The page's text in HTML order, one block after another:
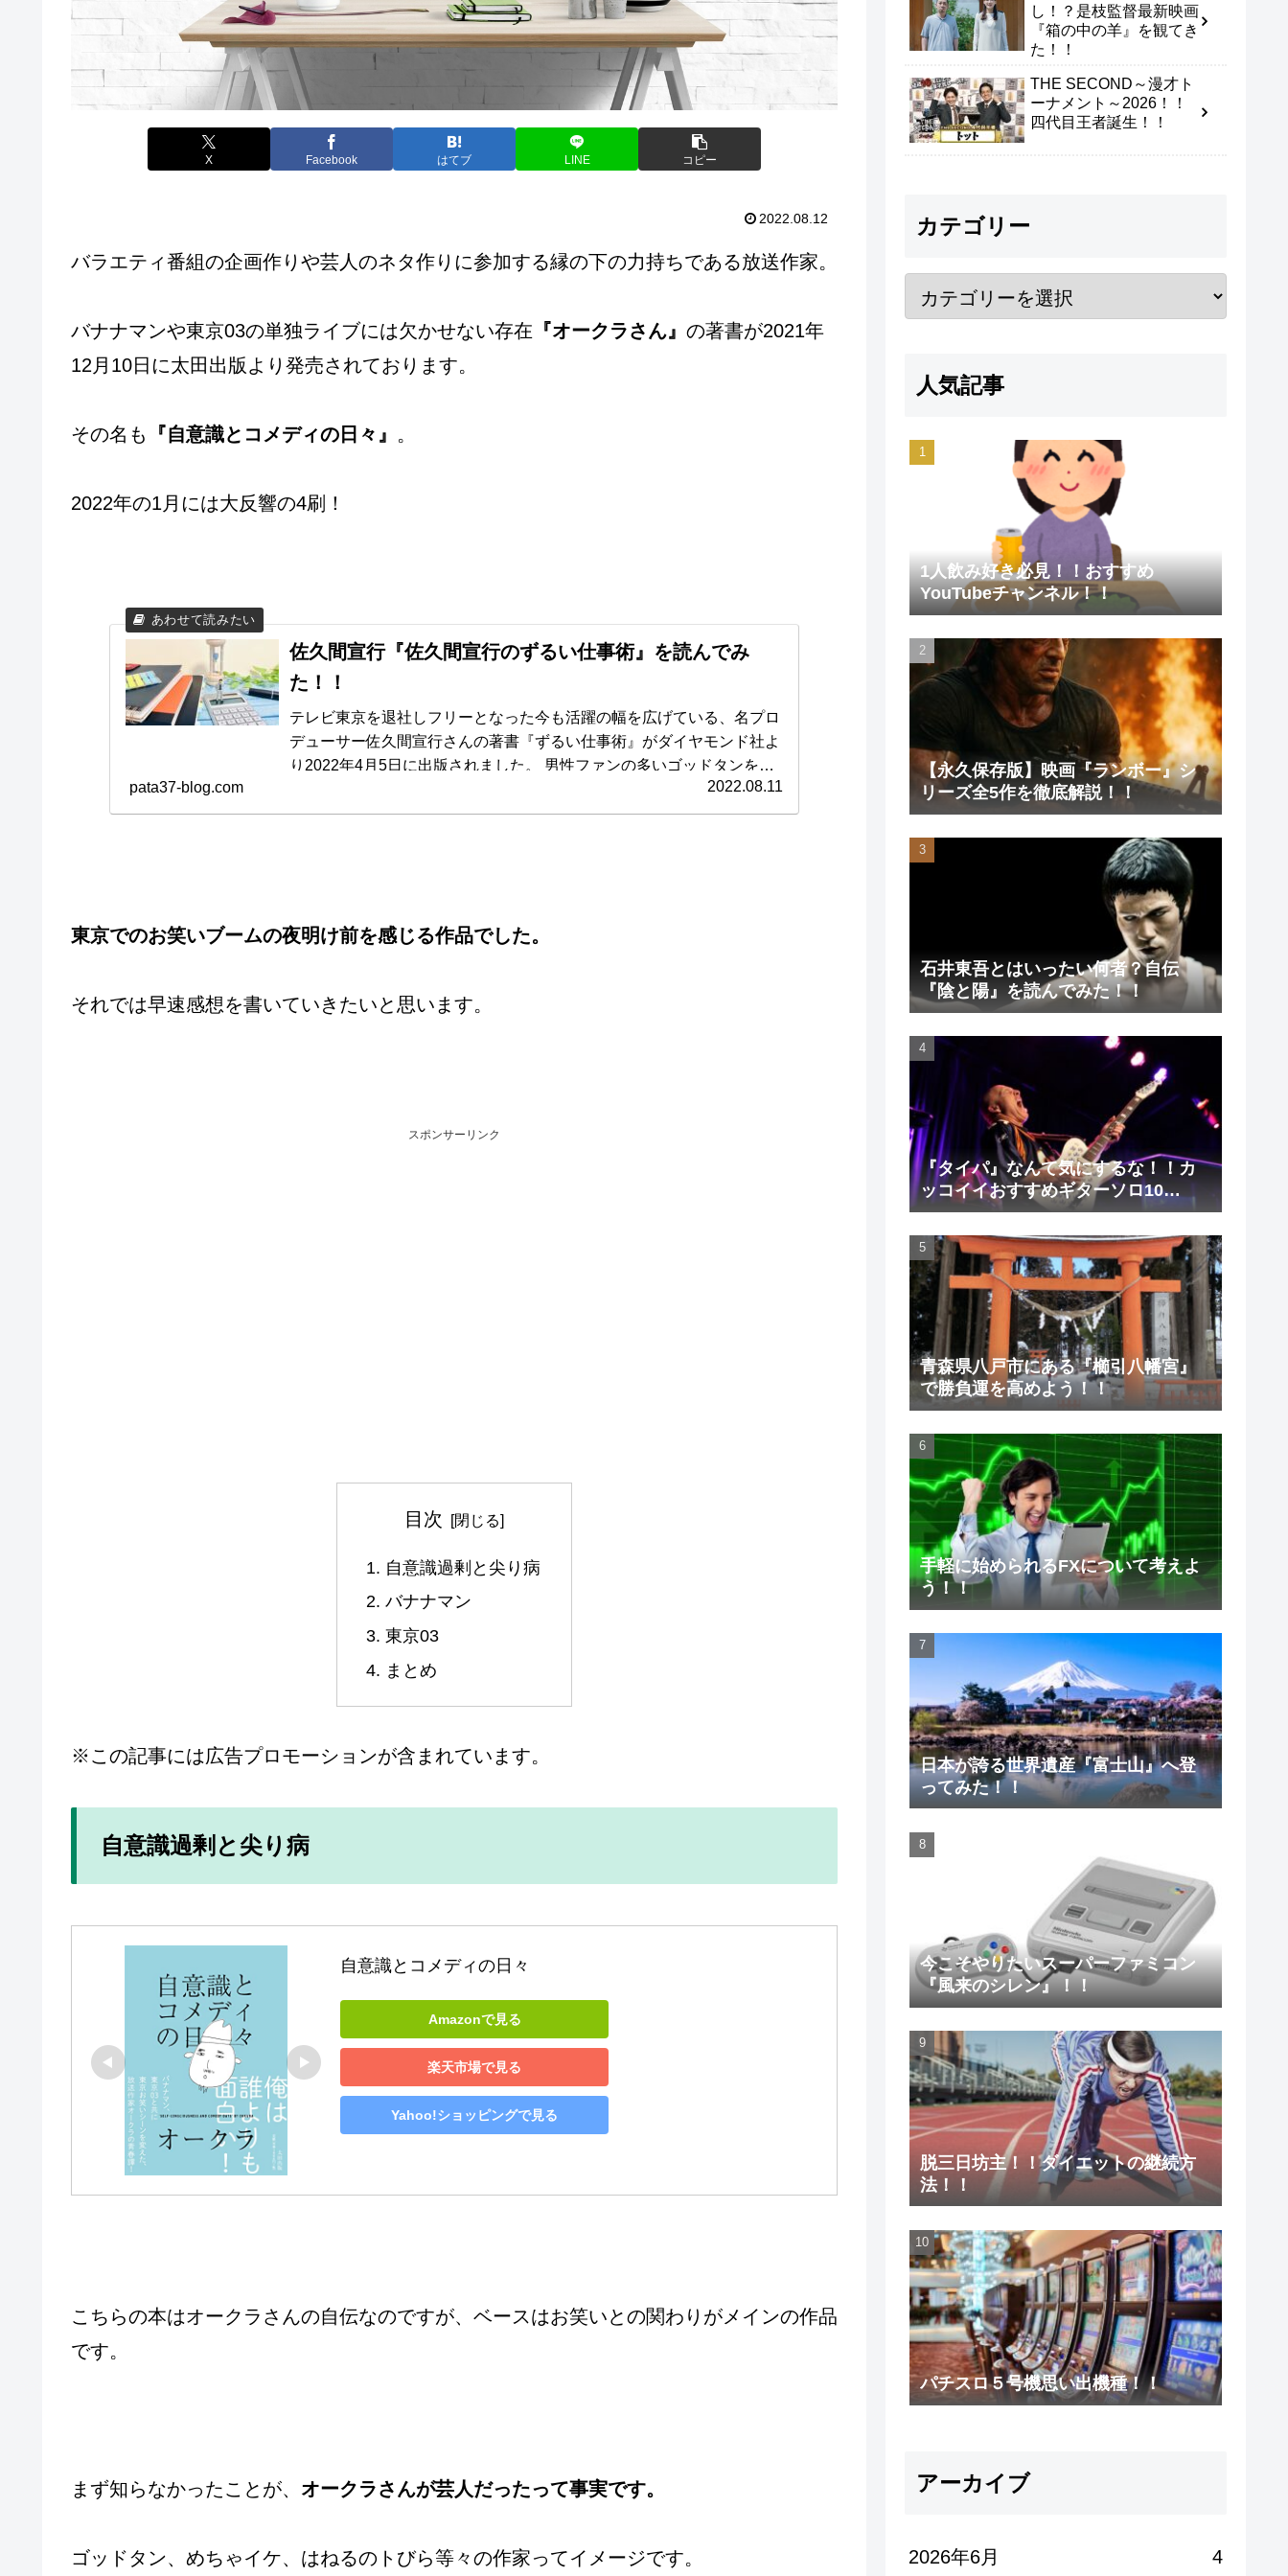
X Facebook はてブ LINE コピー
2022.08.12
バラエティ番組の企画作りや芸人のネタ作りに参加する縁の下の力持ちである放送作家。
バナナマンや東京03の単独ライブには欠かせない存在 『オークラさん』 の著書が2021年
12月10日に太田出版より発売されております。
その名も 『自意識とコメディの日々』 。
2022年の1月には大反響の4刷！
佐久間宣行『佐久間宣行のずるい仕事術』を読んでみ
た！！
テレビ東京を退社しフリーとなった今も活躍の幅を広げている、名プロ
デューサー佐久間宣行さんの著書『ずるい仕事術』がダイヤモンド社よ
り2022年4月5日に出版されました。 男性ファンの多いゴッドタンを作
ジオパーソナリティとしても有名です。 そんな佐久間さんの仕事術に
pata37-blog.com 2022.08.11
東京でのお笑いブームの夜明け前を感じる作品でした。
それでは早速感想を書いていきたいと思います。
スポンサーリンク
目次
自意識過剰と尖り病
バナナマン
東京03
まとめ
※この記事には広告プロモーションが含まれています。
自意識過剰と尖り病
自意識とコメディの日々
Amazonで見る
楽天市場で見る
Yahoo!ショッピングで見る
こちらの本はオークラさんの自伝なのですが、ベースはお笑いとの関わりがメインの作品
です。
まず知らなかったことが、 オークラさんが芸人だったって事実です。
ゴッドタン、めちゃイケ、はねるのトびら等々の作家ってイメージです。
し！？是枝監督最新映画
『箱の中の羊』を観てき
た！！
THE SECOND～漫才ト
ーナメント～2026！！
四代目王者誕生！！
カテゴリー
人気記事
1人飲み好き必見！！おすすめ
YouTubeチャンネル！！
【永久保存版】映画『ランボー』シ
リーズ全5作を徹底解説！！
石井東吾とはいったい何者？自伝
『陰と陽』を読んでみた！！
『タイパ』なんて気にするな！！カ
ッコイイおすすめギターソロ10
選！！
青森県八戸市にある『櫛引八幡宮』
で勝負運を高めよう！！
手軽に始められるFXについて考えよ
う！！
日本が誇る世界遺産『富士山』へ登
ってみた！！
今こそやりたいスーパーファミコン
『風来のシレン』！！
脱三日坊主！！ダイエットの継続方
法！！
パチスロ５号機思い出機種！！
アーカイブ
2026年6月 4